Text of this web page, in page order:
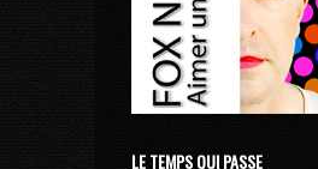
LE TEMPS QUI PASSE